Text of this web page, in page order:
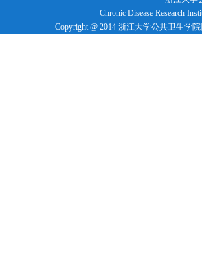
Chronic Disease Research
Copyright @ 2014 浙江大学公共卫生学